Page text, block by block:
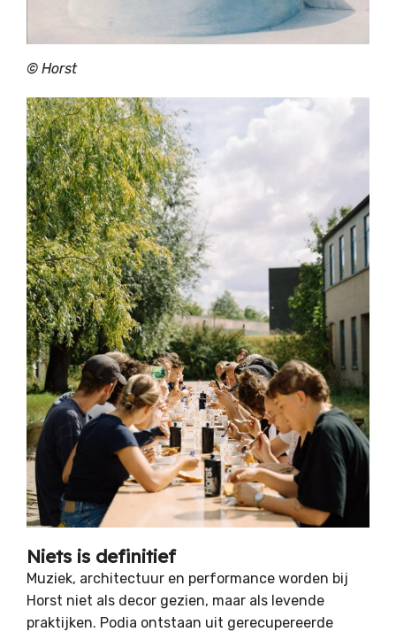
© Horst
Niets is definitief
Muziek, architectuur en performance worden bij
Horst niet als decor gezien, maar als levende
praktijken. Podia ontstaan uit gerecupereerde